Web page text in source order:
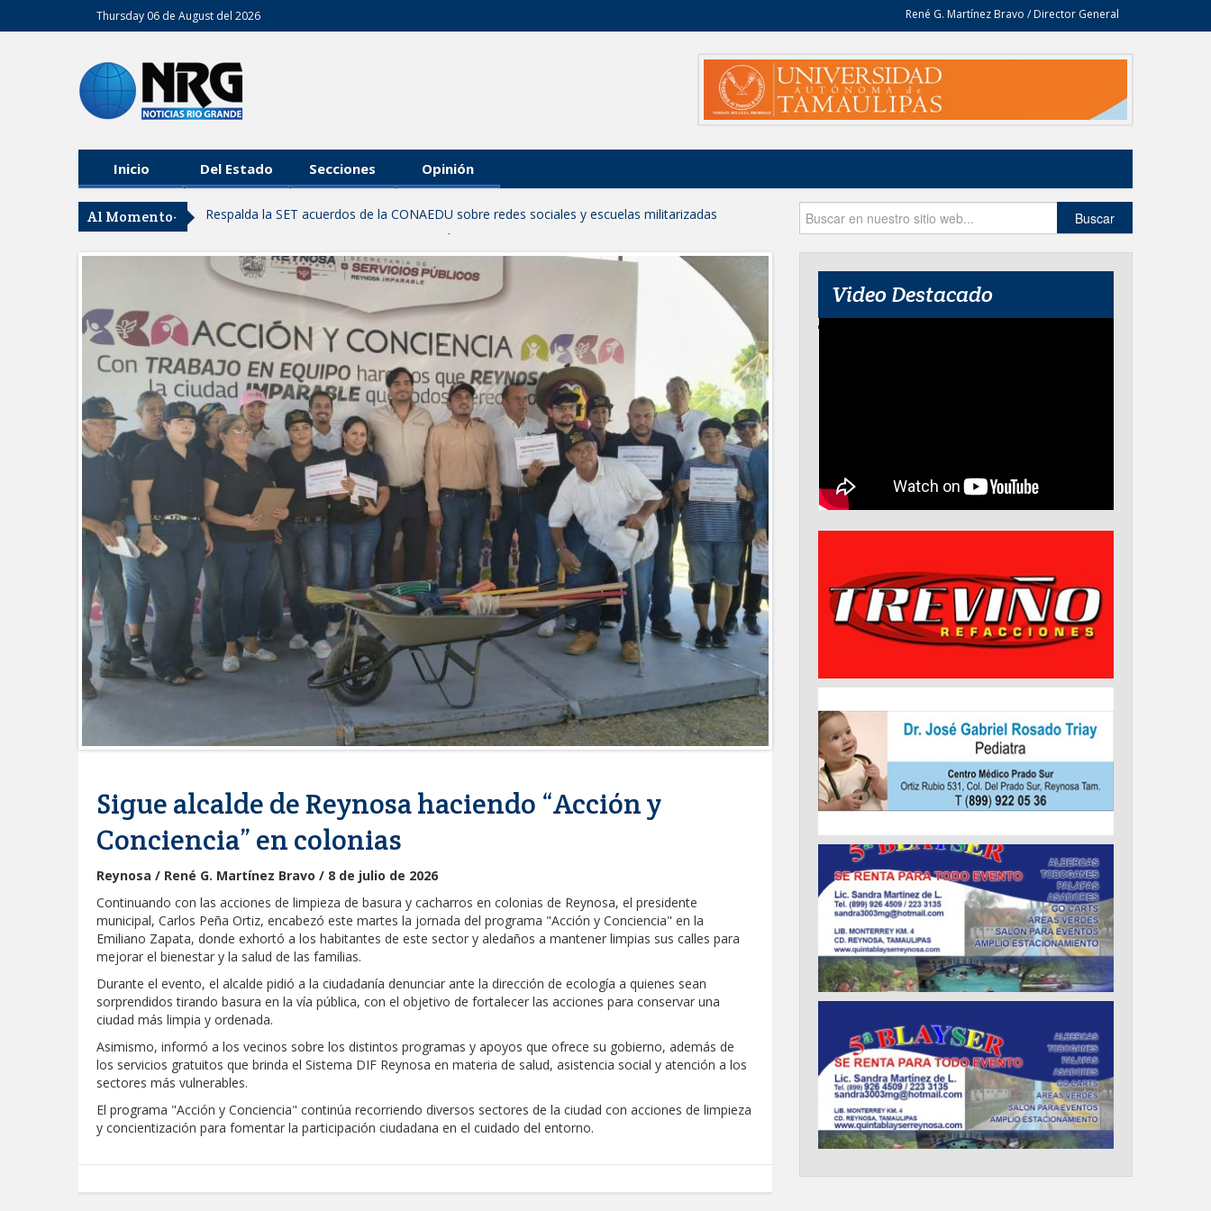
Thursday 06 de August del 2026 René G. Martínez Bravo / Director General
Inicio Del Estado Secciones Opinión
Al Momento-
Respalda la SET acuerdos de la CONAEDU sobre redes sociales y escuelas militarizadas
MANTIENE EL RITMO DE LAS OBRAS PRIORITARIAS
Atendió Protección Civil de Reynosa reportes ante lluvias
IMPULSA GESTIÓN AMBIENTAL JORNADA DE MEJORA URBANA EN HACIENDA SAN AGUSTÍN
Asegura alcalde de Reynosa buen funcionamiento de Presa El Águila
GOBIERNO MUNICIPAL Y ESTATAL CELEBRARÁN FERIA DEL EMPLEO EL PRÓXIMO 18 DE
AGOSTO
Logra STPS la generación de empleo con más de 6 mil 900 colocaciones en Tamaulipas
Anunciaron Gobierno Municipal, PROFECO y CANACO: Feria de Regreso a Clases 2026
Brindará Familia UAT un moderno espacio con sentido humano en la nueva sede del COMASS
GOBIERNO MUNICIPAL ACERCA SERVICIOS Y APOYOS A FAMILIAS CON “PRESIDENCIA
CERQUITA DE TI”
Impulsa STPS ferias del empleo para jóvenes en tres regiones de Tamaulipas
Felicitó Carlos Peña Ortiz a más de 390 egresados de la Universidad Tecnológica de Tamaulipas
Norte
GOBIERNO DE CARMEN LILIA CANTUROSAS INVIERTE EN INFRAESTRUCTURA HÍDRICA PARA
GARANTIZAR UN MEJOR SERVICIO DE AGUA POTABLE
Facilita DIF Tamaulipas trámite de credencial y placas de circulación para personas con
CARMEN LILIA CANTUROSAS CONSOLIDA A NUEVO LAREDO COMO REFERENTE DE ENERGÍA
LIMPIA EN TAMAULIPAS
Destacó Alcalde Carlos Peña Ortiz respuesta inmediata de servicios municipales ante tormenta
La UAT, Gobierno del Estado y ganaderos consolidan proyecto “Carne Tam
GOBIERNO MUNICIPAL INVITA A CAMPAÑA DE TAMIZAJE AUDITIVO GRATUITO PARA RECIÉN
NACIDOS EN CLÍNICA UNE NUEVA ERA
Entregó Carlos Peña Ortiz apoyos de "Mamá Luchona", acompañado por la Senadora Maki
Esther Ortiz Domínguez
Intensificó Municipio programa de bacheo en cuatro colonias de Reynosa
Buscar
Sigue alcalde de Reynosa haciendo “Acción y
Conciencia” en colonias
Reynosa / René G. Martínez Bravo / 8 de julio de 2026
Continuando con las acciones de limpieza de basura y cacharros en colonias de Reynosa, el presidente
municipal, Carlos Peña Ortiz, encabezó este martes la jornada del programa "Acción y Conciencia" en la
Emiliano Zapata, donde exhortó a los habitantes de este sector y aledaños a mantener limpias sus calles para
mejorar el bienestar y la salud de las familias.
Durante el evento, el alcalde pidió a la ciudadanía denunciar ante la dirección de ecología a quienes sean
sorprendidos tirando basura en la vía pública, con el objetivo de fortalecer las acciones para conservar una
ciudad más limpia y ordenada.
Asimismo, informó a los vecinos sobre los distintos programas y apoyos que ofrece su gobierno, además de
los servicios gratuitos que brinda el Sistema DIF Reynosa en materia de salud, asistencia social y atención a los
sectores más vulnerables.
El programa "Acción y Conciencia" continúa recorriendo diversos sectores de la ciudad con acciones de limpieza
y concientización para fomentar la participación ciudadana en el cuidado del entorno.
Video Destacado